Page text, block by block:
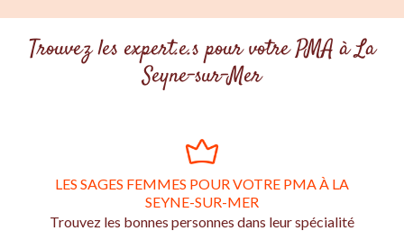
Trouvez les expert.e.s pour votre PMA à La
Seyne-sur-Mer
LES SAGES FEMMES POUR VOTRE PMA À LA
SEYNE-SUR-MER
Trouvez les bonnes personnes dans leur spécialité